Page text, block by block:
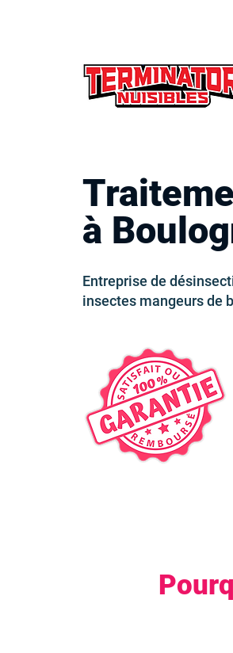
à
Entreprise de
insectes mangeurs de